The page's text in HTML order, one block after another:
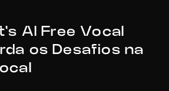
AI Free Vocal
os Desafios na